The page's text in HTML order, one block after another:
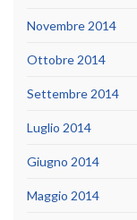
Novembre 2014
Ottobre 2014
Settembre 2014
Luglio 2014
Giugno 2014
Maggio 2014